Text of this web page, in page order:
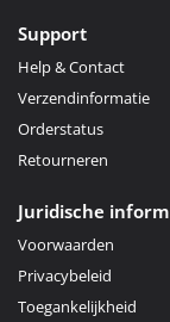
Support
Help & Contact
Verzendinformatie
Orderstatus
Retourneren
Juridische
Voorwaarden
Privacybeleid
Toegankelijkheid